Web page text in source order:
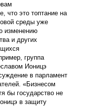
что это топтание на
среды уже
изменению
и других
группа
Ионицэ
в парламент
«Бизнесом
бы государство не
в защиту